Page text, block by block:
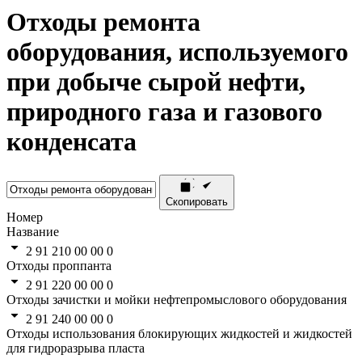
Отходы ремонта
оборудования, используемого
при добыче сырой нефти,
природного газа и газового
конденсата
Скопировать
Номер
Название
2 91 210 00 00 0
Отходы проппанта
2 91 220 00 00 0
Отходы зачистки и мойки нефтепромыслового оборудования
2 91 240 00 00 0
Отходы использования блокирующих жидкостей и жидкостей
для гидроразрыва пласта